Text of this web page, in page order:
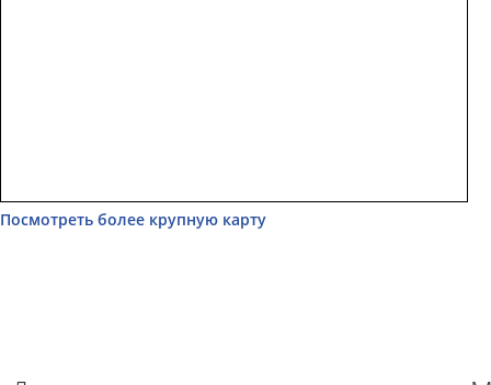
Посмотреть более крупную карту